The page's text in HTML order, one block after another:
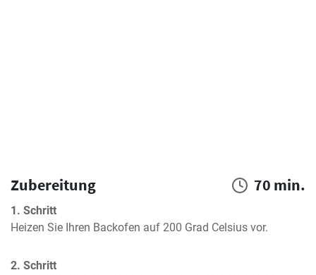
Zubereitung 70 min.
1. Schritt
Heizen Sie Ihren Backofen auf 200 Grad Celsius vor.
2. Schritt